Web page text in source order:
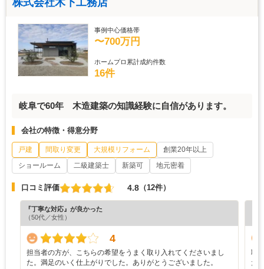
事例中心価格帯
〜700万円
ホームプロ累計成約件数
16件
岐阜で60年 木造建築の知識経験に自信があります。
会社の特徴・得意分野
戸建 間取り変更 大規模リフォーム
創業20年以上
ショールーム
二級建築士 新築可 地元密着
口コミ評価 4.8 （12件）
『丁寧な対応』が良かった
（50代／女性）
4
担当者の方が、こちらの希望をうまく取り入れてくださいまし
た。満足のいく仕上がりでした。ありがとうございました。
職
た